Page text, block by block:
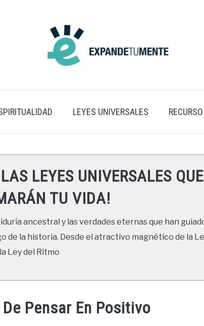
LEYES UNIVERSALES
LEYES UNIVERSALES QUE
TU VIDA!
ancestral y las verdades eternas que han
de la historia. Desde el atractivo magnético de la
Ley del Ritmo
Pensar En Positivo